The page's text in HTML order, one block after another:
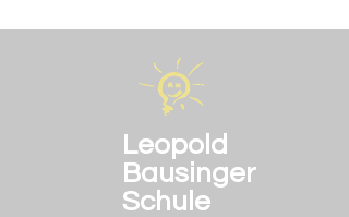
Leopold
Bausinger
Schule